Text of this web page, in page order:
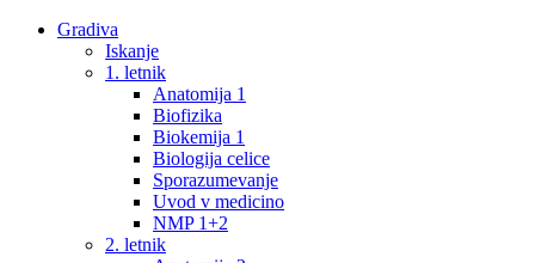
Gradiva
Iskanje
1. letnik
Anatomija 1
Biofizika
Biokemija 1
Biologija celice
Sporazumevanje
Uvod v medicino
NMP 1+2
2. letnik